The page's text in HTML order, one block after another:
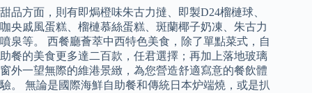
甜品方面，則有即焗橙味朱古力撻、即製D24榴槤球、
咖央戚風蛋糕、榴槤慕絲蛋糕、斑蘭椰子奶凍、朱古力
噴泉等。 西餐廳薈萃中西特色美食，除了單點菜式，自
助餐的美食更多達二百款，任君選擇；再加上落地玻璃
窗外一望無際的維港景緻，為您營造舒適寫意的餐飲體
驗。 無論是國際海鮮自助餐和傳統日本炉端燒，或是扒